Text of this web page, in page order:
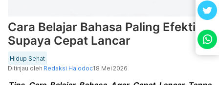
Cara Belajar Bahasa Paling Efektif
Supaya Cepat Lancar
Hidup Sehat
Ditinjau oleh Redaksi Halodoc18 Mei 2026